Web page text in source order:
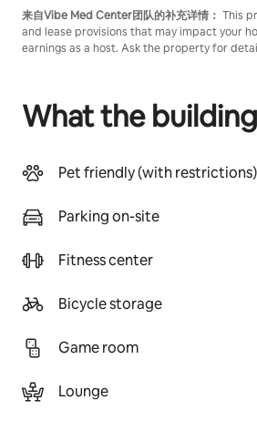
来自Vibe Med Center团队的补充详情： This
and lease provisions that may impact your
earnings as a host. Ask the property for
What the
Pet friendly (with restrictions)
Parking on-site
Fitness center
Bicycle storage
Game room
Lounge